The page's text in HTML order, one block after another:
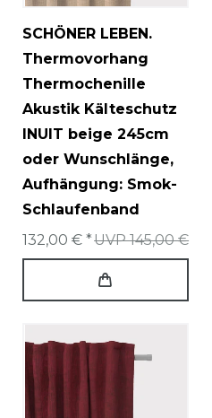
SCHÖNER LEBEN.
Thermovorhang
Thermochenille
Akustik Kälteschutz
INUIT beige 245cm
oder Wunschlänge,
Aufhängung: Smok-
Schlaufenband
UVP 145,00 €
132,00 € *